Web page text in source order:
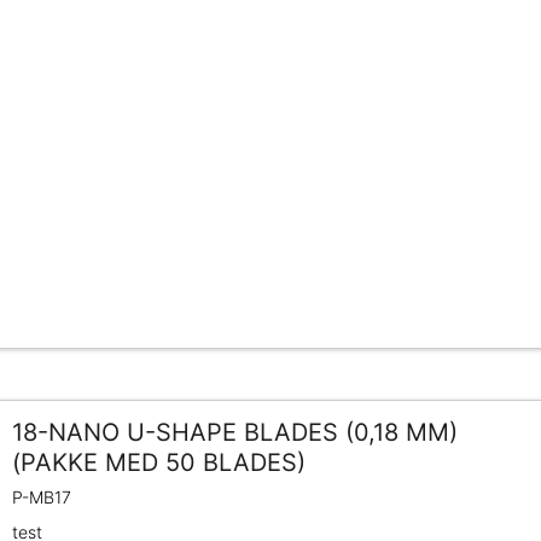
18-NANO U-SHAPE BLADES (0,18 MM)
(PAKKE MED 50 BLADES)
P-MB17
test